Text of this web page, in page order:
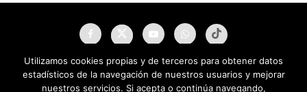
Utilizamos cookies propias y de terceros para obtener datos
estadísticos de la navegación de nuestros usuarios y mejorar
nuestros servicios. Si acepta o continúa navegando,